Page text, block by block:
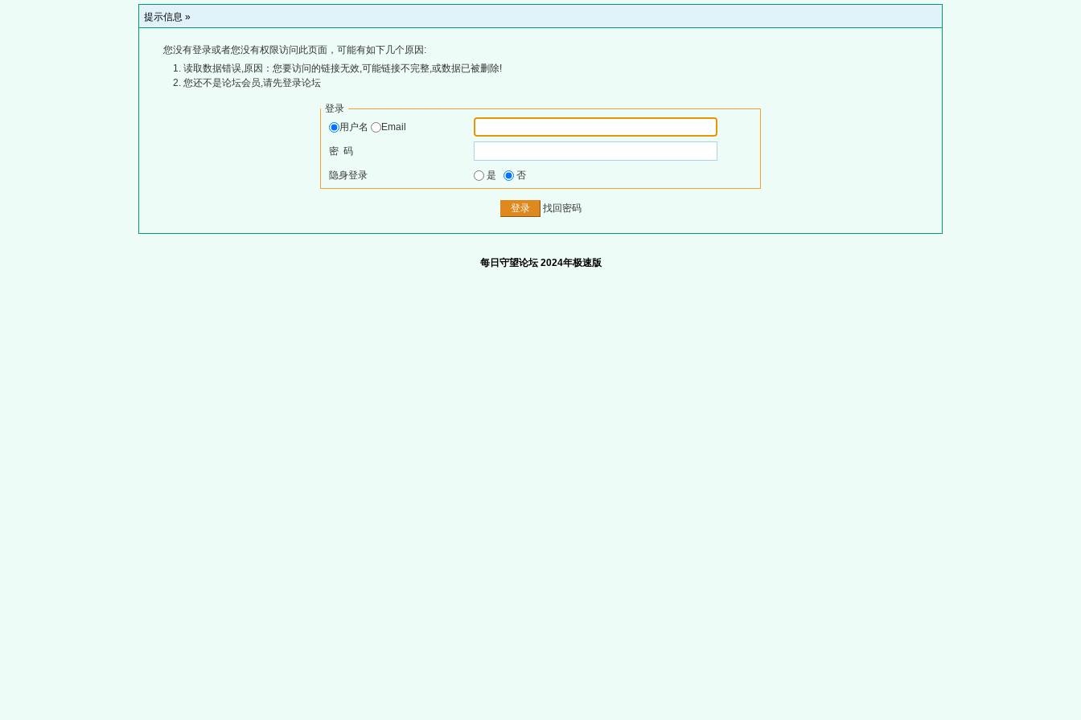
提示信息 »
您没有登录或者您没有权限访问此页面，可能有如下几个原因:
读取数据错误,原因：您要访问的链接无效,可能链接不完整,或数据已被删除!
您还不是论坛会员,请先登录论坛
登录
用户名
Email
密 码
隐身登录 是 否
找回密码
每日守望论坛 2024年极速版